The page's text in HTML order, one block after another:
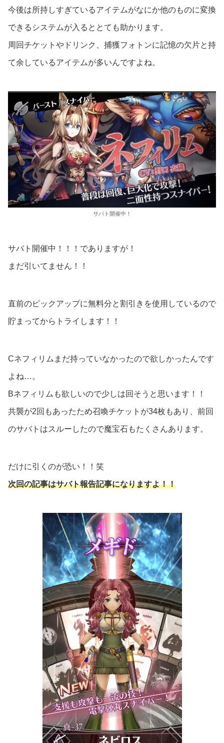
今後は所持しすぎているアイテムがなにか他のものに変換
できるシステムが入るととても助かります。
周回チケットやドリンク、捕獲フォトンに記憶の欠片と持
て余しているアイテムが多いんですよね。
サバト開催中！
サバト開催中！！！でありますが！
まだ引いてません！！
直前のピックアップに無料分と割引きを使用しているので
貯まってからトライします！！
Cネフィリムまだ持っていなかったので欲しかったんです
よね…。
Bネフィリムも欲しいので少しは回そうと思います！！
共襲が2回もあったため召喚チケットが34枚もあり、前回
のサバトはスルーしたので魔宝石もたくさんあります。
だけに引くのが恐い！！笑
次回の記事はサバト報告記事になりますよ！！